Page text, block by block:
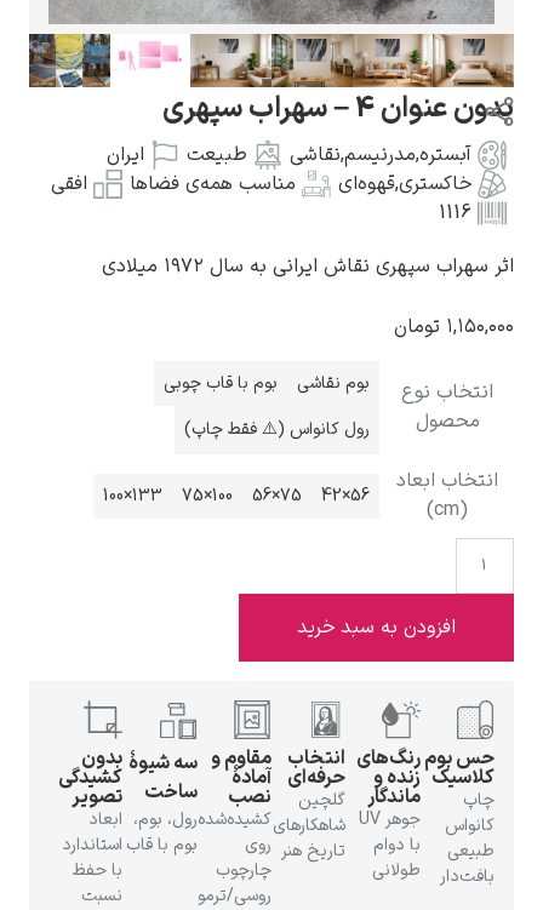
گوستاو کلیمت
ادوارد مونک
کامی پیسارو
ادوارد هاپر
ادگار دگا
سهراب سپهری
,مدرنیسم,نقاشی طبیعت
ایران
,قهوه‌ای مناسب همه‌ی فضاها
افقی
سپهری نقاش ایرانی به سال ۱۹۷۲ میلادی
تومان
نوع
بوم نقاشی
بوم با قاب چوبی
رول کانواس (⚠️ فقط چاپ)
ابعاد
56×42
75×56
133×100
افزودن به سبد خرید
رنگ‌های
زنده و
ماندگار
جوهر UV
با دوام
طولانی
انتخاب
حرفه‌ای
گلچین
شاهکارهای
تاریخ هنر
مقاوم و
آمادهٔ
نصب
کشیده‌شده
روی
چارچوب
سه شیوهٔ
ساخت
رول، بوم،
بوم با قاب
بدون
کشیدگی
تصویر
ابعاد
استاندارد
نسبت